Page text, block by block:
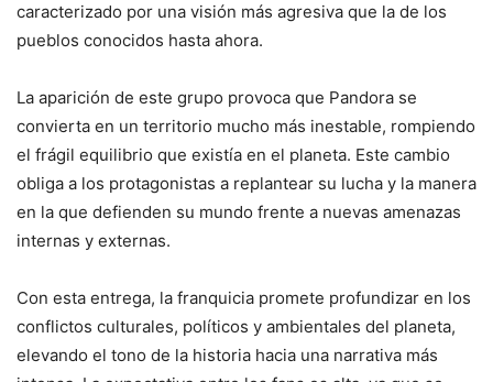
caracterizado por una visión más agresiva que la de los
pueblos conocidos hasta ahora.
La aparición de este grupo provoca que Pandora se
convierta en un territorio mucho más inestable, rompiendo
el frágil equilibrio que existía en el planeta. Este cambio
obliga a los protagonistas a replantear su lucha y la manera
en la que defienden su mundo frente a nuevas amenazas
internas y externas.
Con esta entrega, la franquicia promete profundizar en los
conflictos culturales, políticos y ambientales del planeta,
elevando el tono de la historia hacia una narrativa más